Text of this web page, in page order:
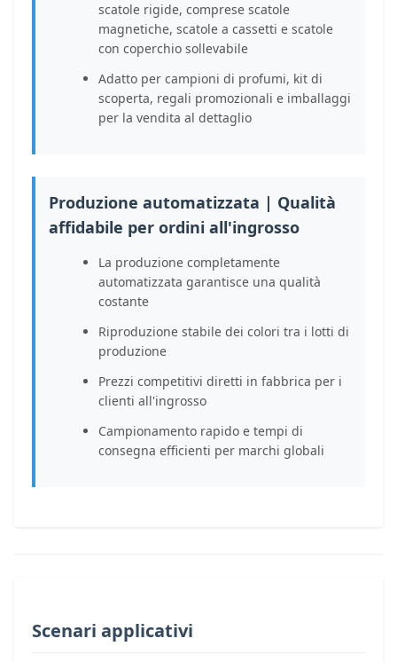
scatole rigide, comprese scatole
magnetiche, scatole a cassetti e scatole
con coperchio sollevabile
Adatto per campioni di profumi, kit di
scoperta, regali promozionali e imballaggi
per la vendita al dettaglio
Produzione automatizzata | Qualità
affidabile per ordini all'ingrosso
La produzione completamente
automatizzata garantisce una qualità
costante
Riproduzione stabile dei colori tra i lotti di
produzione
Prezzi competitivi diretti in fabbrica per i
clienti all'ingrosso
Campionamento rapido e tempi di
consegna efficienti per marchi globali
Scenari applicativi